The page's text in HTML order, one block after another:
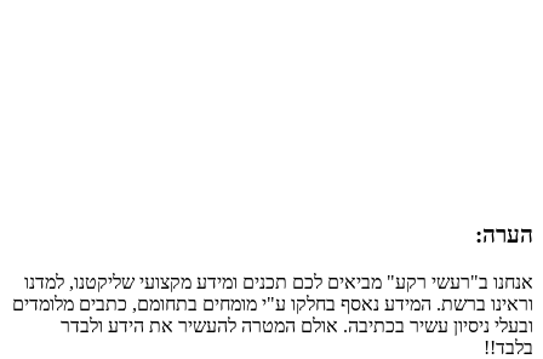
הערה:
אנחנו ב"רעשי רקע" מביאים לכם תכנים ומידע מקצועי שליקטנו, למדנו
וראינו ברשת. המידע נאסף בחלקו ע"י מומחים בתחומם, כתבים מלומדים
ובעלי ניסיון עשיר בכתיבה. אולם המטרה להעשיר את הידע ולבדר
בלבד!!